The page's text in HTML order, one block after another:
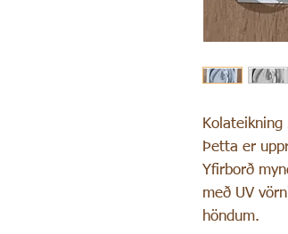
Þetta er
Yfirborð
með UV
höndum.